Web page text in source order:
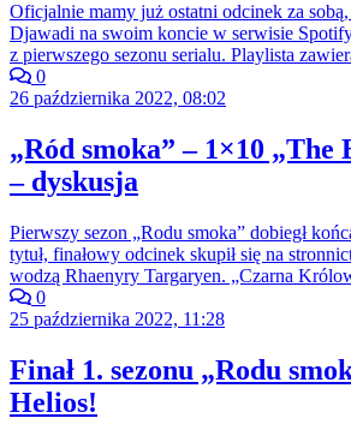
Oficjalnie mamy już ostatni odcinek za
Djawadi na swoim koncie w serwisie Spotify
z pierwszego sezonu serialu. Playlista
0
26 października 2022, 08:02
„Ród smoka” – 1×10 „The
– dyskusja
Pierwszy sezon „Rodu smoka” dobiegł
tytuł, finałowy odcinek skupił się na
wodzą Rhaenyry Targaryen. „Czarna
0
25 października 2022, 11:28
Finał 1. sezonu „Rodu
Helios!